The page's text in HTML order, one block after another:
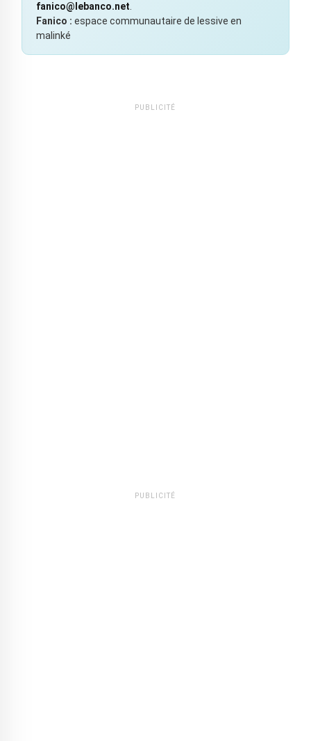
fanico@lebanco.net
Fanico : espace communautaire de lessive en
malinké
PUBLICITÉ
PUBLICITÉ